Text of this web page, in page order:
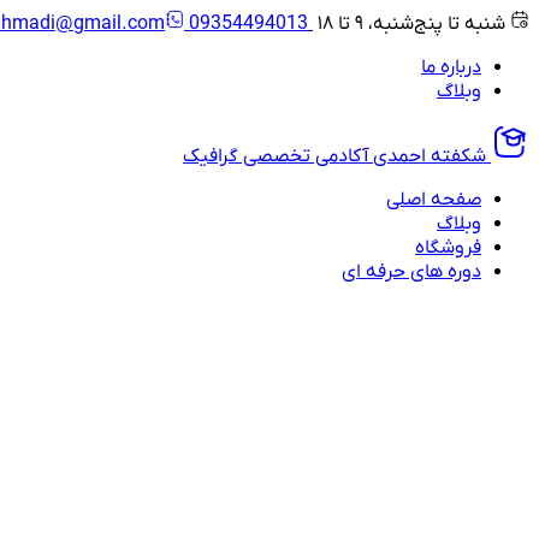
شنبه تا پنج‌شنبه، ۹ تا ۱۸ 09354494013
درباره ما
وبلاگ
شکفته احمدی آکادمی تخصصی گرافیک
صفحه اصلی
وبلاگ
فروشگاه
دوره های حرفه ای